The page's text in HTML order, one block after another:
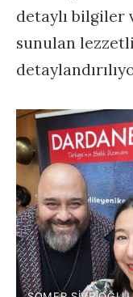
detaylı bilgiler
sunulan